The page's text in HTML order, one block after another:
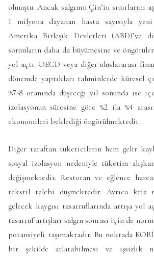
olmuştu. Ancak salgının Çin’in sınırlarını
1 milyona dayanan hasta sayısıyla
Amerika Birleşik Devletleri (ABD)’ye
sorunların daha da büyümesine ve
yol açtı. OECD veya diğer uluslararası
dönemde yaptıkları tahminlerde küresel
%7-8 oranında düşeceği yıl sonunda ise
izolasyonun süresine göre %2 ila %4
ekonomileri beklediği öngörülmektedir.
Diğer taraftan tüketicilerin hem gelir
sosyal izolasyon nedeniyle tüketim
değişmektedir. Restoran ve eğlence
tekstil talebi düşmektedir. Ayrıca kriz
gelecek kaygısı tasarruflarında artışa yol
tasarruf artışları salgın sonrası için de
potansiyeli taşımaktadır. Bu noktada
bir şekilde atlatabilmesi ve işsizlik